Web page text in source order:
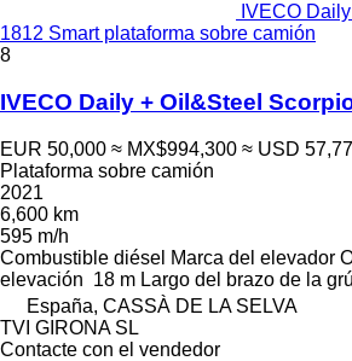
IVECO
1812 Smart plataforma sobre camión
8
IVECO Daily + Oil&Steel
EUR 50,000 ≈ MX$994,300 ≈ USD
Plataforma sobre camión
2021
6,600 km
595 m/h
Combustible diésel Marca del elevador
elevación 18 m Largo del brazo de la
España, CASSÀ DE LA SELVA
TVI GIRONA SL
Contacte con el vendedor